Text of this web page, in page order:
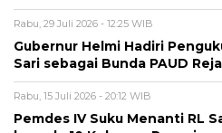
Rabu, 29 Juli 2026 - 12:25 WIB
Gubernur Helmi Hadiri
Sari sebagai Bunda PAUD
Rabu, 15 Juli 2026 - 20:12 WIB
Pemdes IV Suku Menanti RL